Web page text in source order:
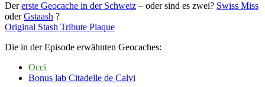
Dererste Geocache in der Schweiz – oder sind es zwei? Swiss Miss
oderGstaash ?
Original Stash Tribute Plaque
Die in der Episode erwähnten Geocaches:
Occi
Bonus lab Citadelle de Calvi